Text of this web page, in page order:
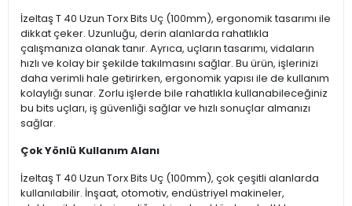
İzeltaş T 40 Uzun Torx Bits Uç (100mm), ergonomik tasarımı ile
dikkat çeker. Uzunluğu, derin alanlarda rahatlıkla
çalışmanıza olanak tanır. Ayrıca, uçların tasarımı, vidaların
hızlı ve kolay bir şekilde takılmasını sağlar. Bu ürün, işlerinizi
daha verimli hale getirirken, ergonomik yapısı ile de kullanım
kolaylığı sunar. Zorlu işlerde bile rahatlıkla kullanabileceğiniz
bu bits uçları, iş güvenliği sağlar ve hızlı sonuçlar almanızı
sağlar.
Çok Yönlü Kullanım Alanı
İzeltaş T 40 Uzun Torx Bits Uç (100mm), çok çeşitli alanlarda
kullanılabilir. İnşaat, otomotiv, endüstriyel makineler,